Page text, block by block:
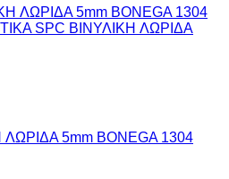
ΛΩΡΙΔΑ 5mm BONEGA 1304